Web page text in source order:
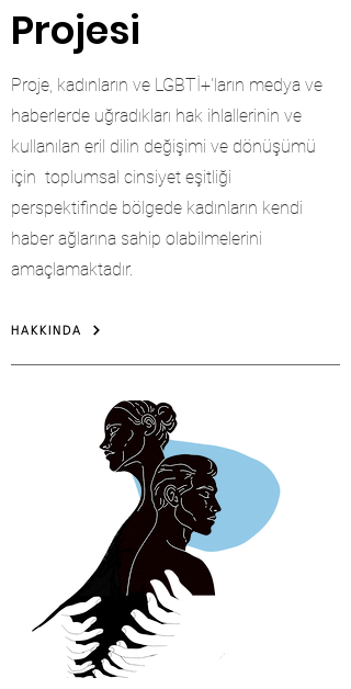
Projesi
Proje, kadınların ve LGBTİ+'ların medya ve
haberlerde uğradıkları hak ihlallerinin ve
kullanılan eril dilin değişimi ve dönüşümü
için toplumsal cinsiyet eşitliği
perspektifinde bölgede kadınların kendi
haber ağlarına sahip olabilmelerini
amaçlamaktadır.
HAKKINDA